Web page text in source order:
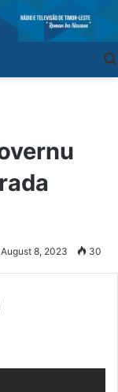
8, 2023 30